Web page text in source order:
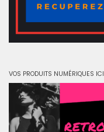
VOS PRODUITS NUMÉRIQUES ICI